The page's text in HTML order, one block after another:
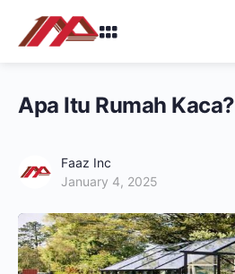
Apa Itu Rumah Kaca?
Faaz Inc
January 4, 2025